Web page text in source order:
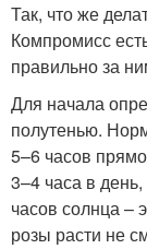
Так, что же
Компромисс
правильно за
Для начала
полутенью.
5–6 часов
3–4 часа в
часов солнца –
розы расти не